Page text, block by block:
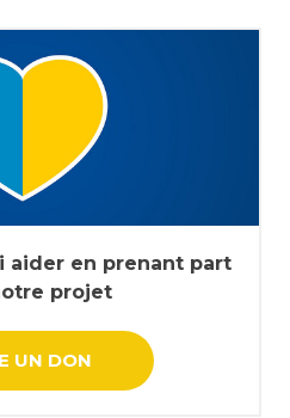
aider en prenant part
projet
UN DON